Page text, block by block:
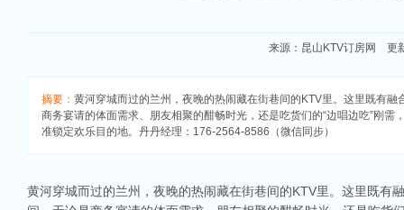
来源： 昆山KTV订房网 更
摘要： 黄河穿城而过的兰州，夜晚的热闹藏在街巷间的KTV里。这里既有
商务宴请的体面需求、朋友相聚的酣畅时光，还是吃货们的“边唱边吃”刚
准锁定欢乐目的地。丹丹经理：176-2564-8586（微信同步）
黄河穿城而过的兰州，夜晚的热闹藏在街巷间的KTV里。这里既有